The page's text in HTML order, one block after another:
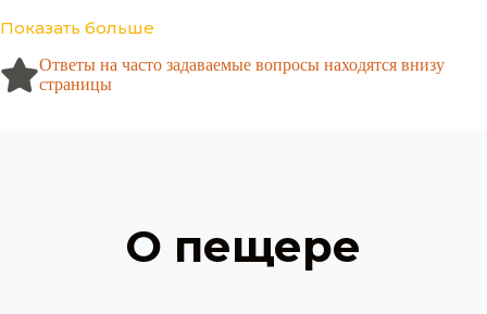
Показать больше
Ответы на часто задаваемые вопросы находятся внизу
страницы
О пещере